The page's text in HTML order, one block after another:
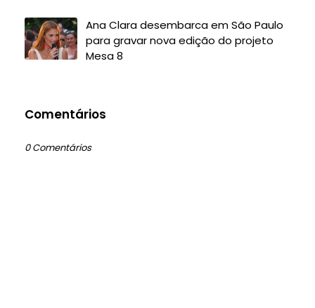
Ana Clara desembarca em São Paulo
para gravar nova edição do projeto
Mesa 8
Comentários
0 Comentários